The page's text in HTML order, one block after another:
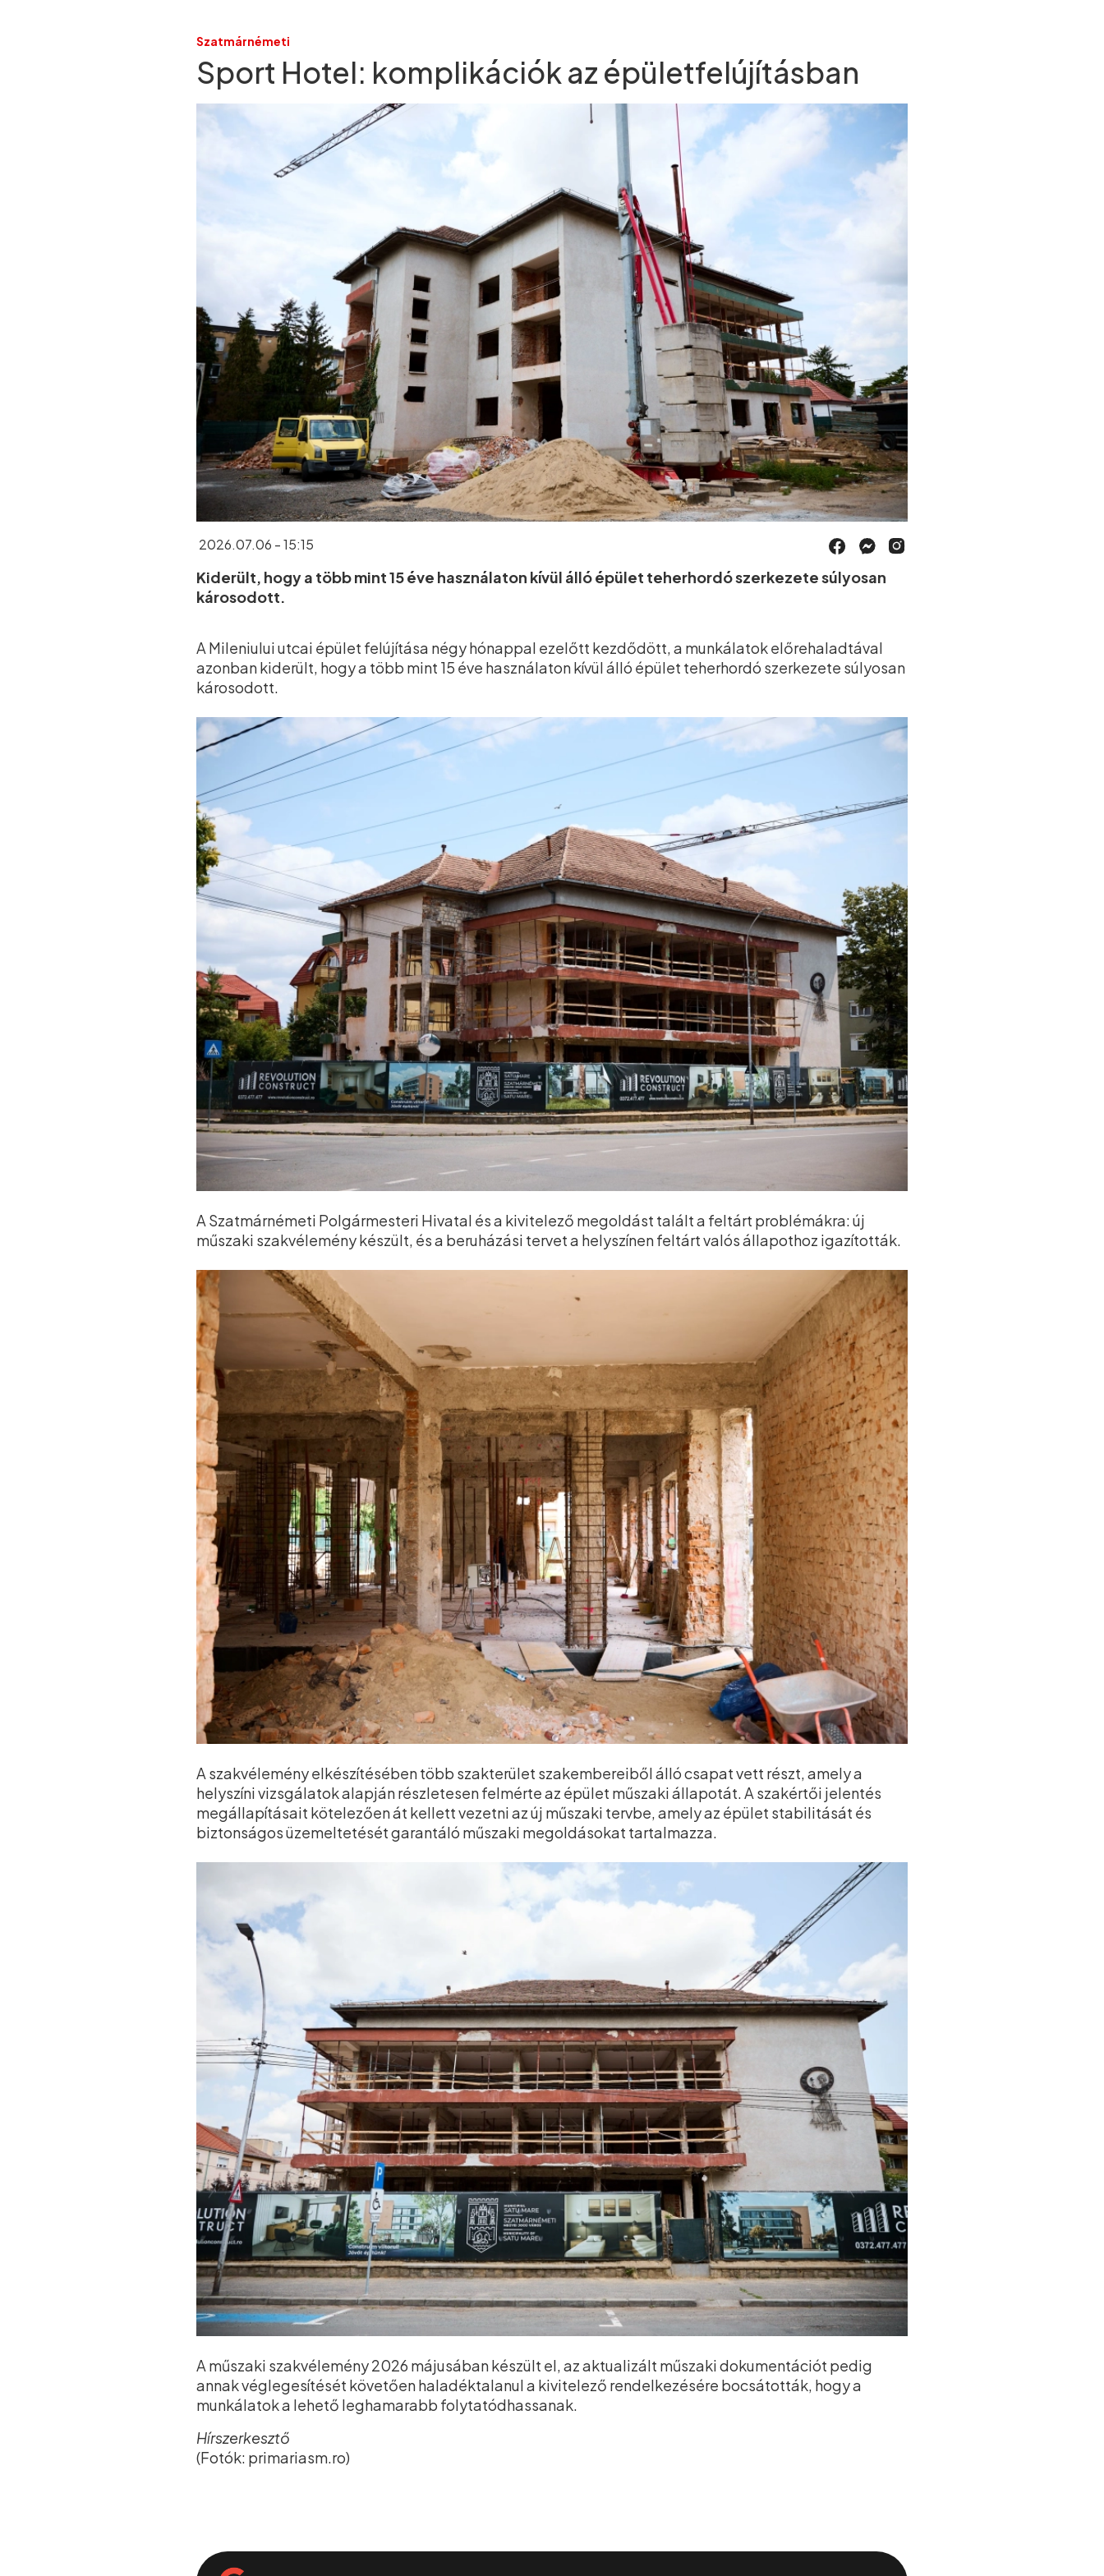
Szatmárnémeti
Sport Hotel: komplikációk az épületfelújításban
2026.07.06 - 15:15
Kiderült, hogy a több mint 15 éve használaton kívül álló épület teherhordó szerkezete súlyosan
károsodott.
A Mileniului utcai épület felújítása négy hónappal ezelőtt kezdődött, a munkálatok előrehaladtával
azonban kiderült, hogy a több mint 15 éve használaton kívül álló épület teherhordó szerkezete súlyosan
károsodott.
A Szatmárnémeti Polgármesteri Hivatal és a kivitelező megoldást talált a feltárt problémákra: új
műszaki szakvélemény készült, és a beruházási tervet a helyszínen feltárt valós állapothoz igazították.
A szakvélemény elkészítésében több szakterület szakembereiből álló csapat vett részt, amely a
helyszíni vizsgálatok alapján részletesen felmérte az épület műszaki állapotát. A szakértői jelentés
megállapításait kötelezően át kellett vezetni az új műszaki tervbe, amely az épület stabilitását és
biztonságos üzemeltetését garantáló műszaki megoldásokat tartalmazza.
A műszaki szakvélemény 2026 májusában készült el, az aktualizált műszaki dokumentációt pedig
annak véglegesítését követően haladéktalanul a kivitelező rendelkezésére bocsátották, hogy a
munkálatok a lehető leghamarabb folytatódhassanak.
Hírszerkesztő
(Fotók: primariasm.ro)